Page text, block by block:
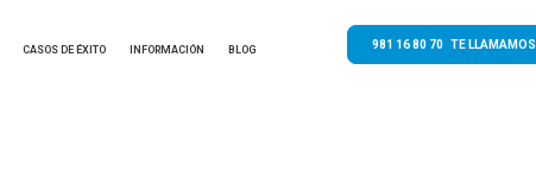
CASOS DE ÉXITO INFORMACIÓN BLOG 981 16 80 70 TE LLAMAMOS